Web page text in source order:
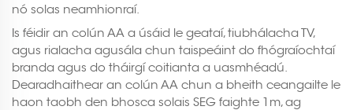
nó solas neamhionraí.
Is féidir an colún AA a úsáid le geataí, tiubhálacha TV,
agus rialacha agusála chun taispeáint do fhógraíochtaí
branda agus do tháirgí coitianta a uasmhéadú.
Dearadhaithear an colún AA chun a bheith ceangailte le
haon taobh den bhosca solais SEG faighte 1m, ag